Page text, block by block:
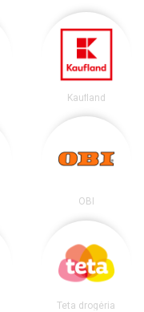
Kaufland
OBI
Teta drogéria